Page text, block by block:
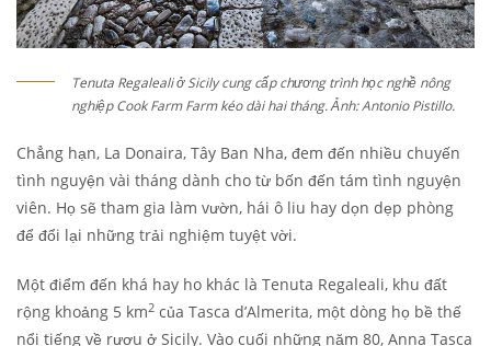
Tenuta Regaleali ở Sicily cung cấp chương trình học nghề nông
nghiệp Cook Farm Farm kéo dài hai tháng. Ảnh: Antonio Pistillo.
Chẳng hạn, La Donaira, Tây Ban Nha, đem đến nhiều chuyến
tình nguyện vài tháng dành cho từ bốn đến tám tình nguyện
viên. Họ sẽ tham gia làm vườn, hái ô liu hay dọn dẹp phòng
để đổi lại những trải nghiệm tuyệt vời.
Một điểm đến khá hay ho khác là Tenuta Regaleali, khu đất
rộng khoảng 5 km2 của Tasca d’Almerita, một dòng họ bề thế
nổi tiếng về rượu ở Sicily. Vào cuối những năm 80, Anna Tasca